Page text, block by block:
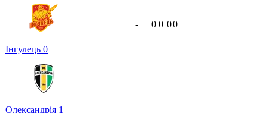
Інгулець 0
Олександрія 1
- 0 0 00